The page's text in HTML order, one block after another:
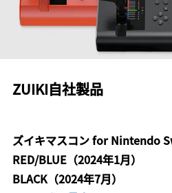
ZUIKI自社製品
ズイキマスコン for Nintendo
RED/BLUE（2024年1月）
BLACK（2024年7月）